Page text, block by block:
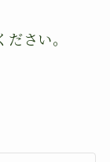
ださい。